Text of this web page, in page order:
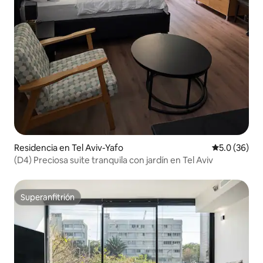
Residencia en Tel Aviv-Yafo Calificación
5.0 (36)
(D4) Preciosa suite tranquila con jardín en Tel Aviv
Superanfitrión
Superanfitrión